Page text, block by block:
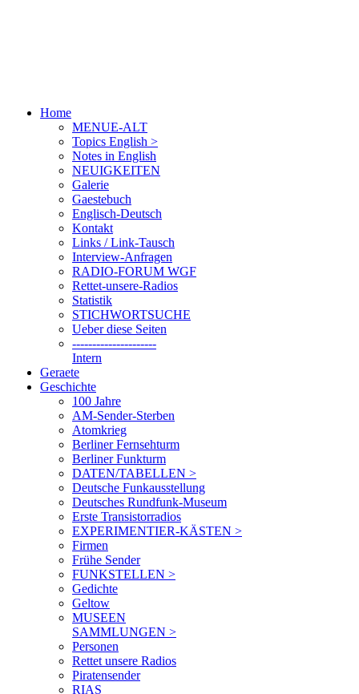
Home
MENUE-ALT
Topics English >
Notes in English
NEUIGKEITEN
Galerie
Gaestebuch
Englisch-Deutsch
Kontakt
Links / Link-Tausch
Interview-Anfragen
RADIO-FORUM WGF
Rettet-unsere-Radios
Statistik
STICHWORTSUCHE
Ueber diese Seiten
---------------------
Intern
Geraete
Geschichte
100 Jahre
AM-Sender-Sterben
Atomkrieg
Berliner Fernsehturm
Berliner Funkturm
DATEN/TABELLEN >
Deutsche Funkausstellung
Deutsches Rundfunk-Museum
Erste Transistorradios
EXPERIMENTIER-KÄSTEN >
Firmen
Frühe Sender
FUNKSTELLEN >
Gedichte
Geltow
MUSEEN
SAMMLUNGEN >
Personen
Rettet unsere Radios
Piratensender
RIAS